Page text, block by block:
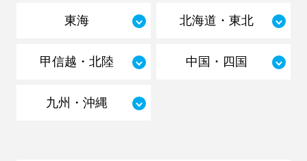
東海 北海道・東北
甲信越・北陸 中国・四国
九州・沖縄